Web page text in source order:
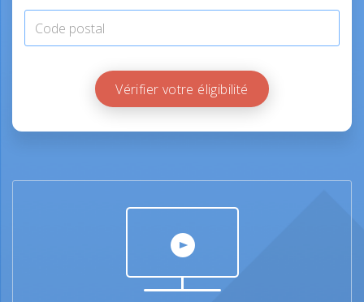
Vérifier votre éligibilité